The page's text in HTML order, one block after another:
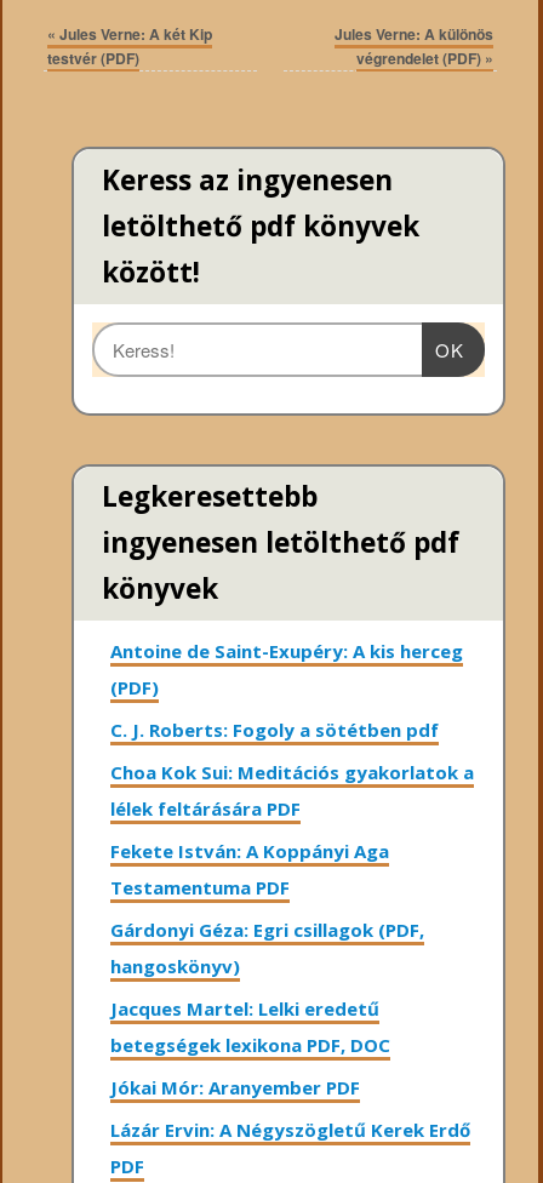
« Jules Verne: A két Kip
testvér (PDF)
Jules Verne: A különös
végrendelet (PDF) »
Keress az ingyenesen
letölthető pdf könyvek
között!
OK
Legkeresettebb
ingyenesen letölthető pdf
könyvek
Antoine de Saint-Exupéry: A kis herceg
(PDF)
C. J. Roberts: Fogoly a sötétben pdf
Choa Kok Sui: Meditációs gyakorlatok a
lélek feltárására PDF
Fekete István: A Koppányi Aga
Testamentuma PDF
Gárdonyi Géza: Egri csillagok (PDF,
hangoskönyv)
Jacques Martel: Lelki eredetű
betegségek lexikona PDF, DOC
Jókai Mór: Aranyember PDF
Lázár Ervin: A Négyszögletű Kerek Erdő
PDF